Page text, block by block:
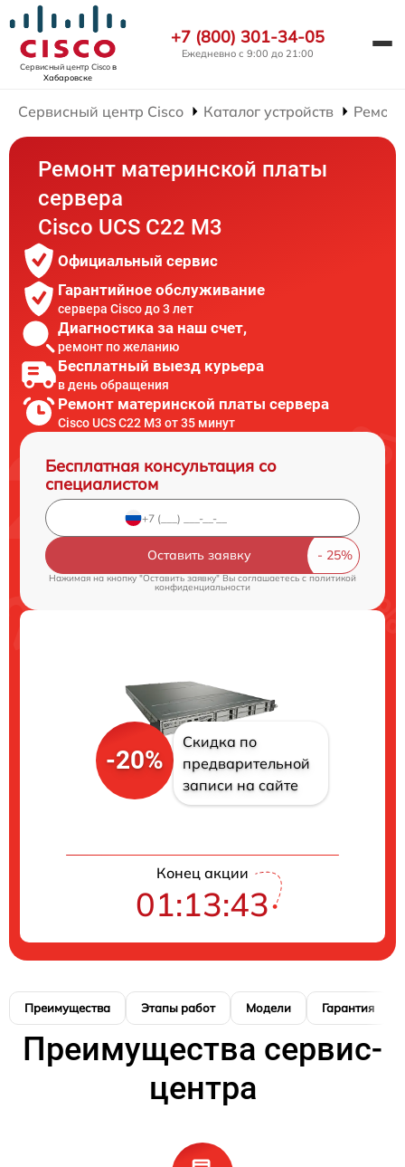
Сервисный центр Ciscoв
Хабаровске
+7 (800) 301-34-05
Ежедневно с 9:00 до 21:00
Сервисный центр Cisco Каталог устройств
Ремонт материнской платы
сервера
Cisco UCS C22 M3
Официальный сервис
Гарантийное обслуживание
сервера Cisco до 3 лет
Диагностика за наш счет,
ремонт по желанию
Бесплатный выезд курьера
в день обращения
Ремонт материнской платы сервера
Cisco UCS C22 M3 от 35 минут
Бесплатная консультация со
специалистом
Оставить заявку
Нажимая на кнопку "Оставить заявку" Вы соглашаетесь cполитикой
конфиденциальности
-20%
Скидка по
предварительной
записи на сайте
Конец акции
01:13:42
Преимущества Этапы работ Модели Гарантия
Преимущества сервис-
центра